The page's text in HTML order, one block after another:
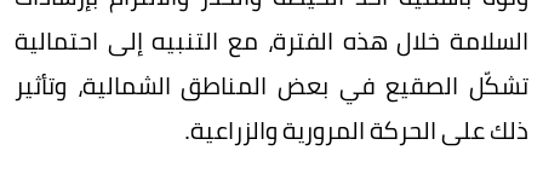
السلامة خلال هذه الفترة، مع التنبيه إلى احتمالية
تشكّل الصقيع في بعض المناطق الشمالية، وتأثير
ذلك على الحركة المرورية والزراعية.